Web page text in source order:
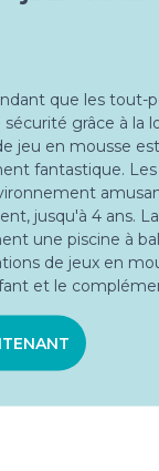
que les tout-
grâce à la
jeu en mousse
fantastique.
jusqu'à 4 ans.
une piscine à
de jeux en
et le